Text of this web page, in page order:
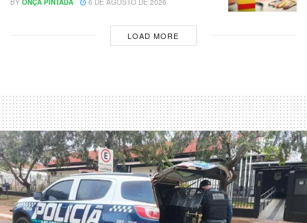
BY ONÇA PINTADA 6 DE AGOSTO DE 2026
LOAD MORE